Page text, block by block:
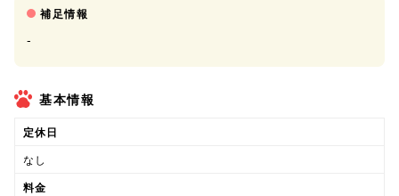
補足情報
-
基本情報
定休日
なし
料金